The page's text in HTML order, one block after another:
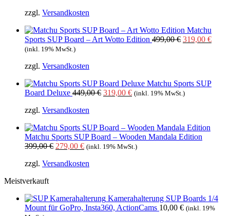
war:
ist:
zzgl. Versandkosten
Matchu
Sports SUP Board – Art Wotto Edition 499,00€ 319,00 €
(inkl. 19% MwSt.)
zzgl. Versandkosten
Matchu Sports SUP
Board Deluxe 449,00€ Ursprünglicher
319,00 €Aktueller
(inkl. 19% MwSt.)
zzgl. Versandkosten
Matchu Sports SUP Board – Wooden Mandala Edition
399,00€ Ursprünglicher
war:
279,00 €Aktueller
ist:
(inkl. 19% MwSt.)
zzgl. Versandkosten
Meistverkauft
Kamerahalterung SUP Boards 1/4
Mount für GoPro, Insta360, ActionCams 10,00 € (inkl. 19%